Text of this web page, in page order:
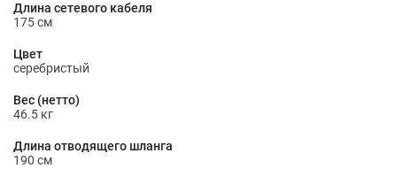
Длина сетевого кабеля
175 см
Цвет
серебристый
Вес (нетто)
46.5 кг
Длина отводящего шланга
190 см